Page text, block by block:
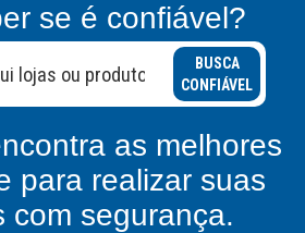
se é confiável?
BUSCA
CONFIÁVEL
as melhores
para realizar suas
com segurança.